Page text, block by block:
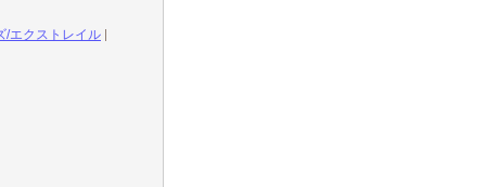
/エクストレイル